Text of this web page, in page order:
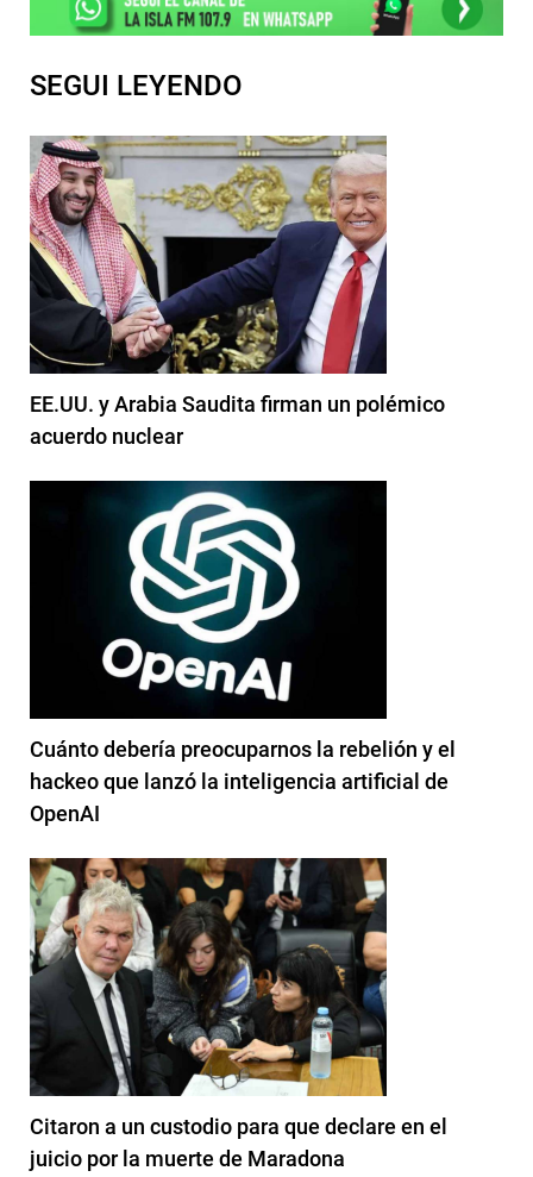
SEGUI LEYENDO
EE.UU. y Arabia Saudita firman un polémico
acuerdo nuclear
Cuánto debería preocuparnos la rebelión y el
hackeo que lanzó la inteligencia artificial de
OpenAI
Citaron a un custodio para que declare en el
juicio por la muerte de Maradona